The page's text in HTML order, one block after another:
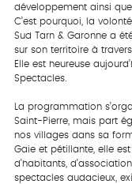
développement ainsi que
C’est pourquoi, la
Sud Tarn & Garonne a
sur son territoire à
Elle est heureuse
Spectacles.
La programmation
Saint-Pierre, mais part
nos villages dans sa
Gaie et pétillante, elle
d’habitants,
spectacles audacieux,